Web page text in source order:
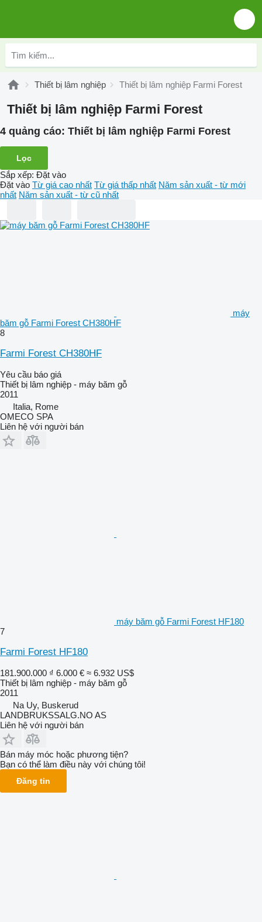
Thiết bị lâm nghiệp Thiết bị lâm nghiệp Farmi Forest
Thiết bị lâm nghiệp Farmi Forest
4 quảng cáo: Thiết bị lâm nghiệp Farmi Forest
Lọc
Sắp xếp: Đặt vào
Đặt vào Từ giá cao nhất Từ giá thấp nhất Năm sản xuất - từ mới
nhất Năm sản xuất - từ cũ nhất
máy
băm gỗ Farmi Forest CH380HF
8
Farmi Forest CH380HF
Yêu cầu báo giá
Thiết bị lâm nghiệp - máy băm gỗ
2011
Italia, Rome
OMECO SPA
Liên hệ với người bán
máy băm gỗ Farmi Forest HF180
7
Farmi Forest HF180
181.900.000 ₫ 6.000 € ≈ 6.932 US$
Thiết bị lâm nghiệp - máy băm gỗ
2011
Na Uy, Buskerud
LANDBRUKSSALG.NO AS
Liên hệ với người bán
Bán máy móc hoặc phương tiện?
Bạn có thể làm điều này với chúng tôi!
Đăng tin